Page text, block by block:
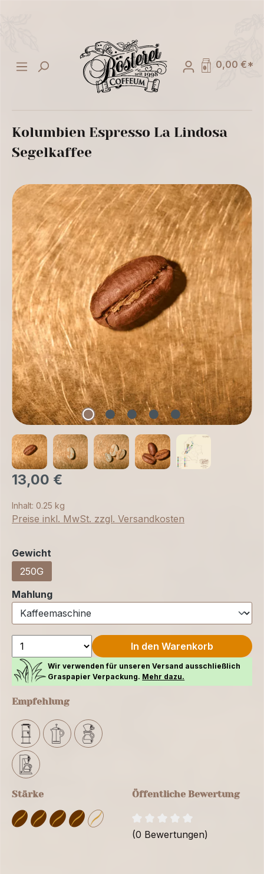
0,00 €*
Kolumbien Espresso La Lindosa
Segelkaffee
13,00 €
Inhalt: 0.25 kg
Preise inkl. MwSt. zzgl. Versandkosten
Gewicht
250G
Mahlungauswählen
In den Warenkorb
Wir verwenden für unseren Versand ausschließlich
Graspapier Verpackung. Mehr dazu.
Empfehlung
Stärke Öffentliche Bewertung
(0 Bewertungen)